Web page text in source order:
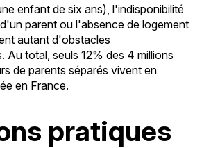
enfant de six ans), l'indisponibilité
parent ou l'absence de logement
autant d'obstacles
Au total, seuls 12% des 4 millions
de parents séparés vivent en
en France.
pratiques